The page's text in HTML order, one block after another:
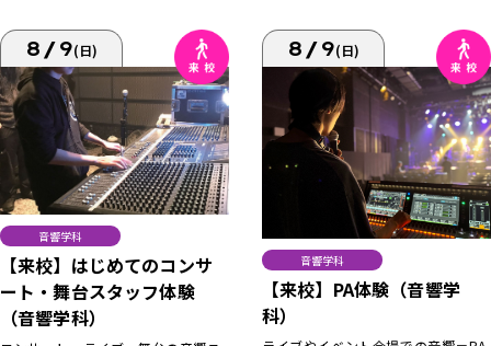
8/9(日)
音響学科
【来校】はじめてのコンサ
ート・舞台スタッフ体験
（音響学科）
8/9(日)
音響学科
【来校】PA体験（音響学
科）